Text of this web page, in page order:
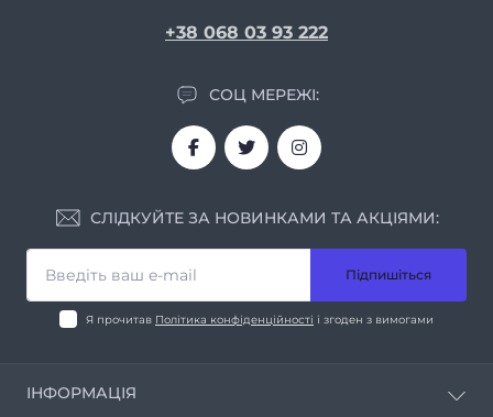
+38 068 03 93 222
СОЦ МЕРЕЖІ:
СЛІДКУЙТЕ ЗА НОВИНКАМИ ТА АКЦІЯМИ:
Підпишіться
Я прочитав Політика конфіденційності і згоден з вимогами
ІНФОРМАЦІЯ